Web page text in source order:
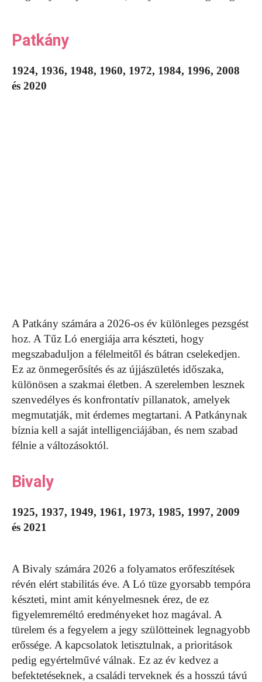
Patkány
1924, 1936, 1948, 1960, 1972, 1984, 1996, 2008
és 2020
A Patkány számára a 2026-os év különleges pezsgést
hoz. A Tűz Ló energiája arra készteti, hogy
megszabaduljon a félelmeitől és bátran cselekedjen.
Ez az önmegerősítés és az újjászületés időszaka,
különösen a szakmai életben. A szerelemben lesznek
szenvedélyes és konfrontatív pillanatok, amelyek
megmutatják, mit érdemes megtartani. A Patkánynak
bíznia kell a saját intelligenciájában, és nem szabad
félnie a változásoktól.
Bivaly
1925, 1937, 1949, 1961, 1973, 1985, 1997, 2009
és 2021
A Bivaly számára 2026 a folyamatos erőfeszítések
révén elért stabilitás éve. A Ló tüze gyorsabb tempóra
készteti, mint amit kényelmesnek érez, de ez
figyelemreméltó eredményeket hoz magával. A
türelem és a fegyelem a jegy szülötteinek legnagyobb
erőssége. A kapcsolatok letisztulnak, a prioritások
pedig egyértelművé válnak. Ez az év kedvez a
befektetéseknek, a családi terveknek és a hosszú távú